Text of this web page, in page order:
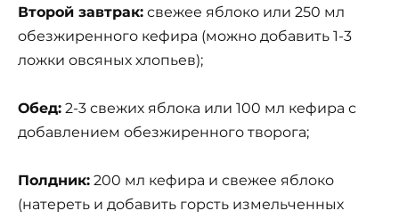
Второй завтрак: свежее яблоко или 250 мл
обезжиренного кефира (можно добавить 1-3
ложки овсяных хлопьев);
Обед: 2-3 свежих яблока или 100 мл кефира с
добавлением обезжиренного творога;
Полдник: 200 мл кефира и свежее яблоко
(натереть и добавить горсть измельченных